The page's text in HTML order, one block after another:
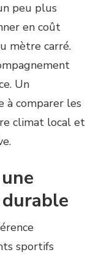
peu plus
en coût
mètre carré.
Un
à comparer les
climat local et
sportifs